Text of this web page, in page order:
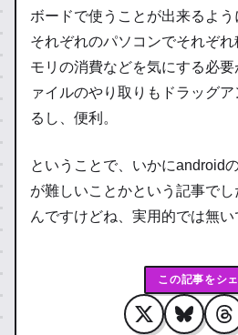
ボードで使うことが出来るよう
それぞれのパソコンでそれぞ
モリの消費などを気にする必
ァイルのやり取りもドラッグ
るし、便利。
ということで、いかにandroid
が難しいことかという記事で
んですけどね、実用的では無い
この記事をシ